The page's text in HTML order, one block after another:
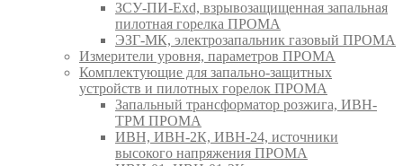
ЗСУ-ПИ-Exd, взрывозащищенная запальная
пилотная горелка ПРОМА
ЭЗГ-МК, электрозапальник газовый ПРОМА
Измерители уровня, параметров ПРОМА
Комплектующие для запально-защитных
устройств и пилотных горелок ПРОМА
Запальный трансформатор розжига, ИВН-
ТРМ ПРОМА
ИВН, ИВН-2К, ИВН-24, источники
высокого напряжения ПРОМА